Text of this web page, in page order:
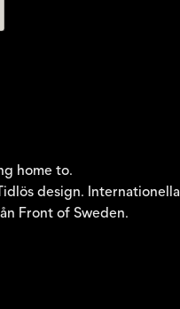
home to.
design. Internationella
Front of Sweden.